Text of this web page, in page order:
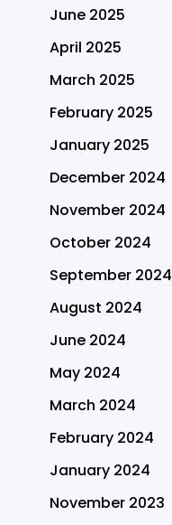
June 2025
April 2025
March 2025
February 2025
January 2025
December 2024
November 2024
October 2024
September 2024
August 2024
June 2024
May 2024
March 2024
February 2024
January 2024
November 2023